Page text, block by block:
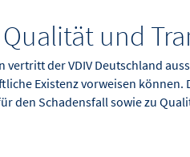
und
vertritt der VDIV Deutschland
Existenz vorweisen
den Schadensfall sowie zu